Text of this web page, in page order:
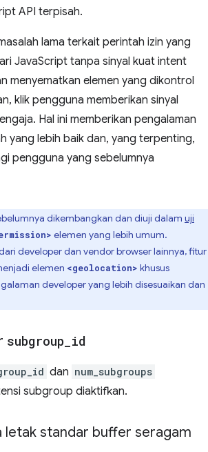
API terpisah.
lama terkait perintah izin yang
JavaScript tanpa sinyal kuat intent
menyematkan elemen yang dikontrol
klik pengguna memberikan sinyal
Hal ini memberikan pengalaman
yang lebih baik dan, yang terpenting,
pengguna yang sebelumnya
dikembangkan dan diuji dalam uji
elemen yang lebih umum.
developer dan vendor browser lainnya, fitur
elemen <geolocation> khusus
developer yang lebih disesuaikan dan
subgroup id
dan num_subgroups
subgroup diaktifkan.
letak standar buffer seragam